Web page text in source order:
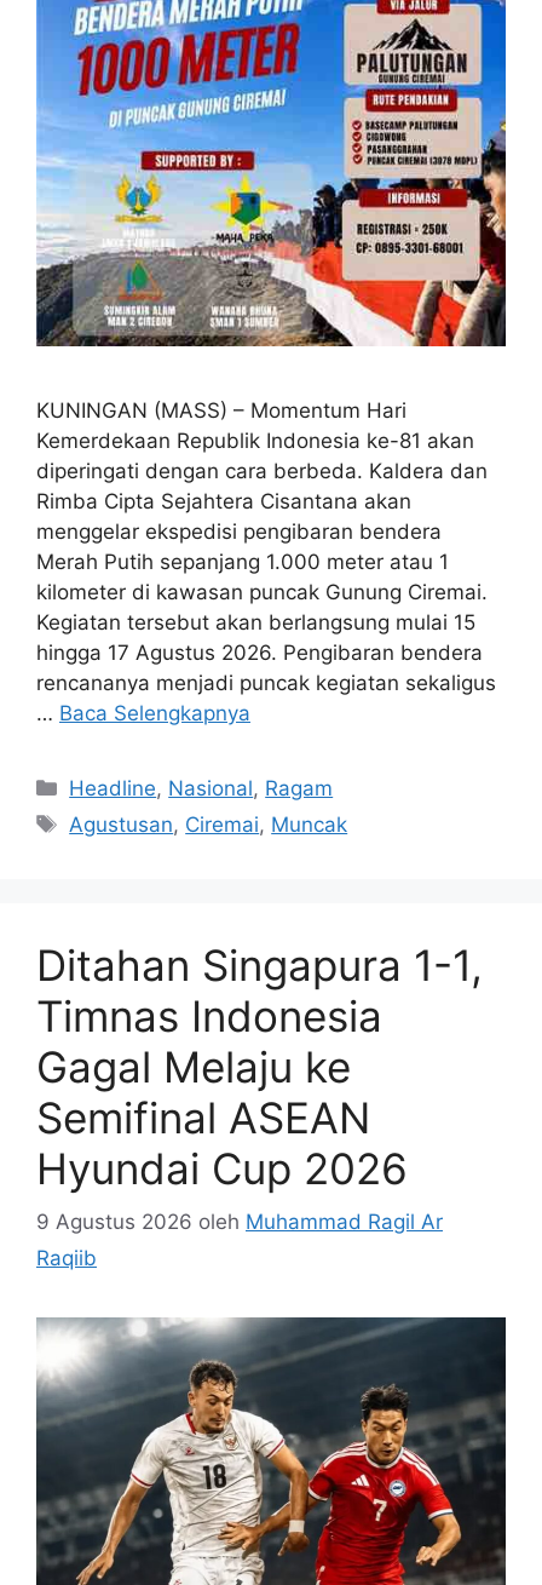
KUNINGAN (MASS) – Momentum Hari
Kemerdekaan Republik Indonesia ke-81 akan
diperingati dengan cara berbeda. Kaldera dan
Rimba Cipta Sejahtera Cisantana akan
menggelar ekspedisi pengibaran bendera
Merah Putih sepanjang 1.000 meter atau 1
kilometer di kawasan puncak Gunung Ciremai.
Kegiatan tersebut akan berlangsung mulai 15
hingga 17 Agustus 2026. Pengibaran bendera
rencananya menjadi puncak kegiatan sekaligus
… Baca Selengkapnya
Kategori
Headline, Nasional, Ragam
Tag
Agustusan, Ciremai, Muncak
Ditahan Singapura 1-1,
Timnas Indonesia
Gagal Melaju ke
Semifinal ASEAN
Hyundai Cup 2026
9 Agustus 2026 oleh Muhammad Ragil Ar
Raqiib